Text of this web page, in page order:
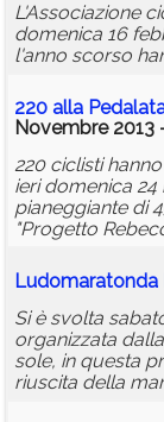
L'Associazione
domenica 16
l'anno scorso
220 alla
Novembre 2013
220 ciclisti
ieri domenica
pianeggiante di
"Progetto
Ludomaratonda
Si è svolta
organizzata
sole, in questa
riuscita della